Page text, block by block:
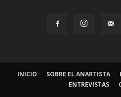
INICIO SOBRE EL ANARTISTA
ENTREVISTAS